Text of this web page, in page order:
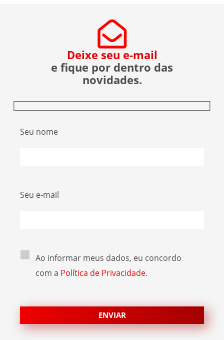
Deixe seu e-mail
e fique por dentro das
novidades.
Seu nome
Seu e-mail
Ao informar meus dados, eu concordo
com a Política de Privacidade.